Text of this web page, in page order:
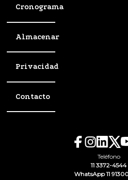
Cronograma
Almacenar
Privacidad
Contacto
Teléfono
11 3372-4544
WhatsApp 11